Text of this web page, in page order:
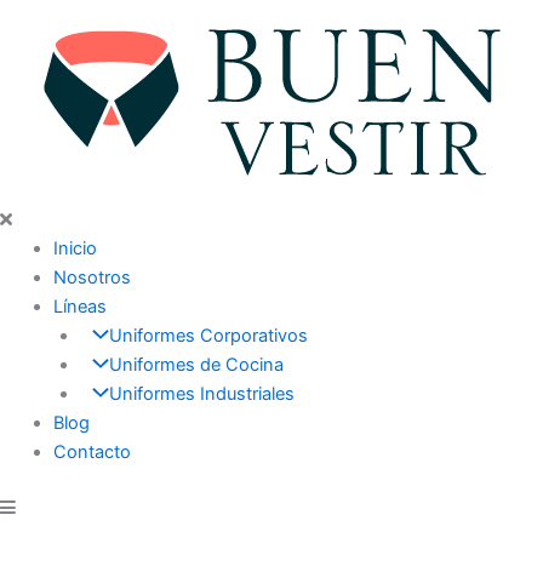
contenido
Inicio
Nosotros
Líneas
Uniformes Corporativos
Uniformes de Cocina
Uniformes Industriales
Blog
Contacto